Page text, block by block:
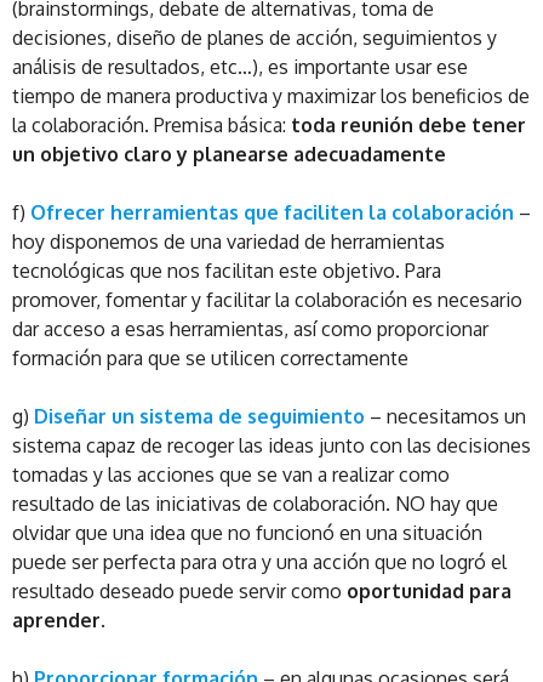
(brainstormings, debate de alternativas, toma de
decisiones, diseño de planes de acción, seguimientos y
análisis de resultados, etc…), es importante usar ese
tiempo de manera productiva y maximizar los beneficios de
la colaboración. Premisa básica: toda reunión debe tener
un objetivo claro y planearse adecuadamente
f) Ofrecer herramientas que faciliten la colaboración –
hoy disponemos de una variedad de herramientas
tecnológicas que nos facilitan este objetivo. Para
promover, fomentar y facilitar la colaboración es necesario
dar acceso a esas herramientas, así como proporcionar
formación para que se utilicen correctamente
g) Diseñar un sistema de seguimiento – necesitamos un
sistema capaz de recoger las ideas junto con las decisiones
tomadas y las acciones que se van a realizar como
resultado de las iniciativas de colaboración. NO hay que
olvidar que una idea que no funcionó en una situación
puede ser perfecta para otra y una acción que no logró el
resultado deseado puede servir como oportunidad para
aprender.